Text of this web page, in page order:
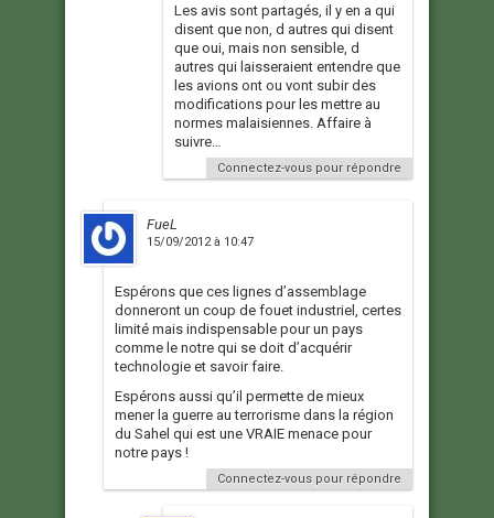
Les avis sont partagés, il y en a qui
disent que non, d autres qui disent
que oui, mais non sensible, d
autres qui laisseraient entendre que
les avions ont ou vont subir des
modifications pour les mettre au
normes malaisiennes. Affaire à
suivre…
Connectez-vous pour répondre
FueL
15/09/2012 à 10:47
Espérons que ces lignes d’assemblage
donneront un coup de fouet industriel, certes
limité mais indispensable pour un pays
comme le notre qui se doit d’acquérir
technologie et savoir faire.
Espérons aussi qu’il permette de mieux
mener la guerre au terrorisme dans la région
du Sahel qui est une VRAIE menace pour
notre pays !
Connectez-vous pour répondre